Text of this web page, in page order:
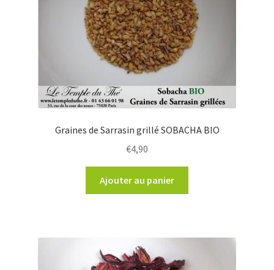
Graines de Sarrasin grillé SOBACHA BIO
€4,90
Ajouter au panier